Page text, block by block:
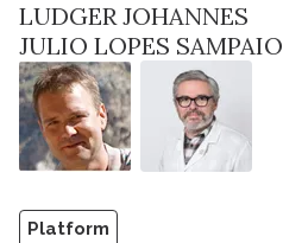
LUDGER JOHANNES
JULIO LOPES SAMPAIO
Platform